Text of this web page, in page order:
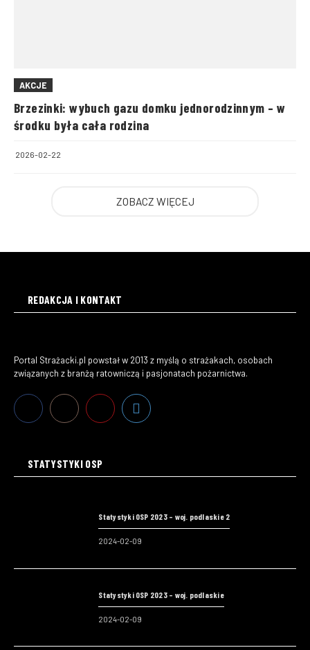
AKCJE
Brzezinki: wybuch gazu domku jednorodzinnym – w
środku była cała rodzina
2026-02-22
ZOBACZ WIĘCEJ
REDAKCJA I KONTAKT
Portal Strażacki.pl powstał w 2013 z myślą o strażakach, osobach
związanych z branżą ratowniczą i pasjonatach pożarnictwa.
STATYSTYKI OSP
Statystyki OSP 2023 – woj. podlaskie 2
2024-02-09
Statystyki OSP 2023 – woj. podlaskie
2024-02-09